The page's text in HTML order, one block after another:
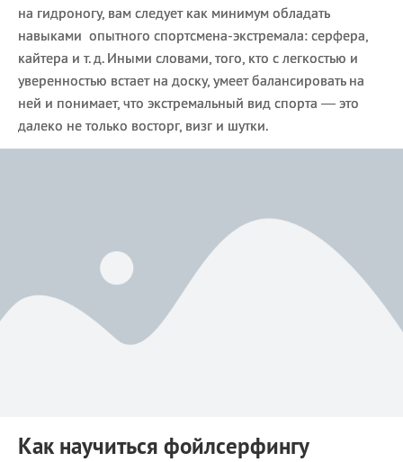
на гидроногу, вам следует как минимум обладать
навыками опытного спортсмена-экстремала: серфера,
кайтера и т. д. Иными словами, того, кто с легкостью и
уверенностью встает на доску, умеет балансировать на
ней и понимает, что экстремальный вид спорта — это
далеко не только восторг, визг и шутки.
Как научиться фойлсерфингу